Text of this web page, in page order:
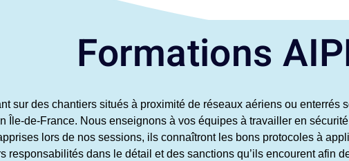
Formations
sur des chantiers situés à proximité de réseaux aériens ou enterrés
Île-de-France. Nous enseignons à vos équipes à travailler en
lors de nos sessions, ils connaîtront les bons protocoles à
responsabilités dans le détail et des sanctions qu’ils encourent afin